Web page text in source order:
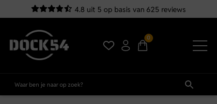
4.8 uit 5 op basis van 625 reviews
0